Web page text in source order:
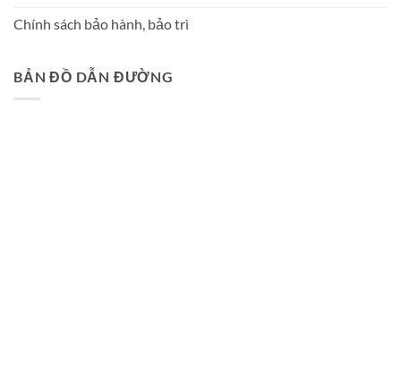
Chính sách bảo hành, bảo trì
BẢN ĐỒ DẪN ĐƯỜNG